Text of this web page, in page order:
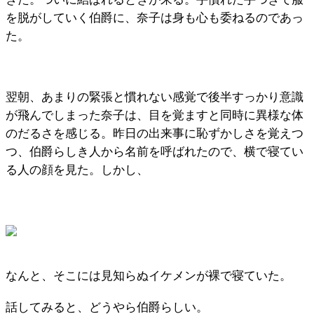
を脱がしていく伯爵に、奈子は身も心も委ねるのであっ
た。
翌朝、あまりの緊張と慣れない感覚で後半すっかり意識
が飛んでしまった奈子は、目を覚ますと同時に異様な体
のだるさを感じる。昨日の出来事に恥ずかしさを覚えつ
つ、伯爵らしき人から名前を呼ばれたので、横で寝てい
る人の顔を見た。しかし、
なんと、そこには見知らぬイケメンが裸で寝ていた。
話してみると、どうやら伯爵らしい。